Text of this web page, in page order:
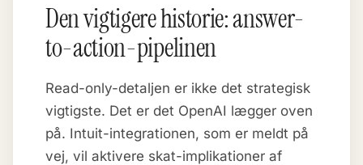
Den vigtigere historie: answer-
to-action-pipelinen
Read-only-detaljen er ikke det strategisk
vigtigste. Det er det OpenAI lægger oven
på. Intuit-integrationen, som er meldt på
vej, vil aktivere skat-implikationer af